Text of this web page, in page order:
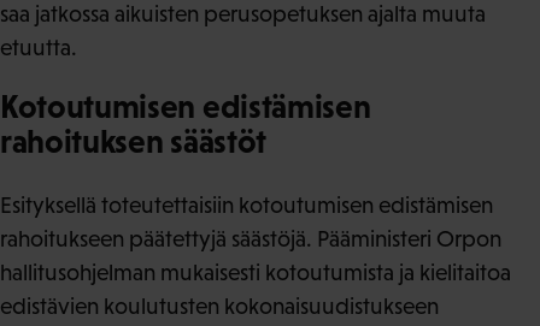
saa jatkossa aikuisten perusopetuksen ajalta muuta
etuutta.
Kotoutumisen edistämisen
rahoituksen säästöt
Esityksellä toteutettaisiin kotoutumisen edistämisen
rahoitukseen päätettyjä säästöjä. Pääministeri Orpon
hallitusohjelman mukaisesti kotoutumista ja kielitaitoa
edistävien koulutusten kokonaisuudistukseen